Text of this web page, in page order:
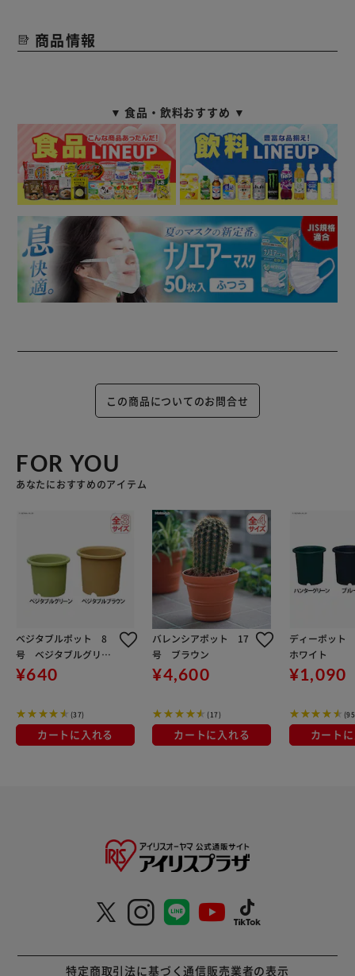
商品情報
▼ 食品・飲料おすすめ ▼
この商品についてのお問合せ
FOR YOU
あなたにおすすめのアイテム
ベジタブルポット 8
号 ベジタブルグリー
ン
¥640
(37)
カートに入れる
バレンシアポット 17
号 ブラウン
¥4,600
(17)
カートに入れる
ディーポッ
ホワイト
¥1,090
カート
特定商取引法に基づく通信販売業者の表示